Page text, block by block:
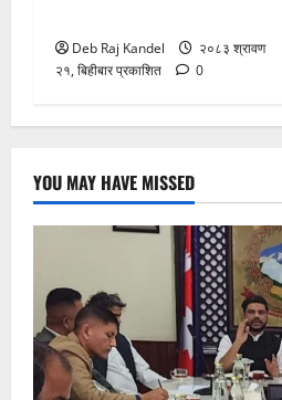
Deb Raj Kandel
२०८३ श्रावण
२१, बिहीबार प्रकाशित
0
YOU MAY HAVE MISSED